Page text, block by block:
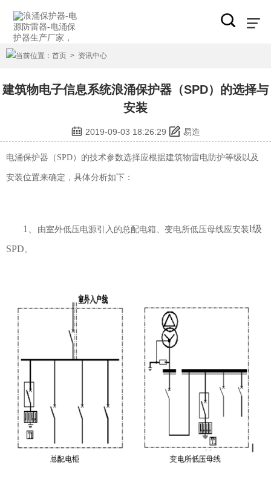
当前位置： 首页 > 资讯中心
建筑物电子信息系统浪涌保护器（SPD）的选择与
安装
2019-09-03 18:26:29 易造
电涌保护器（SPD） 的技术参数选择应根据建筑物雷电防护等级以及
安装位置来确定，具体分析如下：
1、 由室外低压电源引入的总配电箱、变电所低压母线应安装 Ⅰ级
SPD 。